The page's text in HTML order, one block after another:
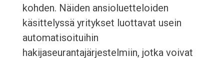
kohden. Näiden ansioluetteloiden
käsittelyssä yritykset luottavat usein
automatisoituihin
hakijaseurantajärjestelmiin, jotka voivat